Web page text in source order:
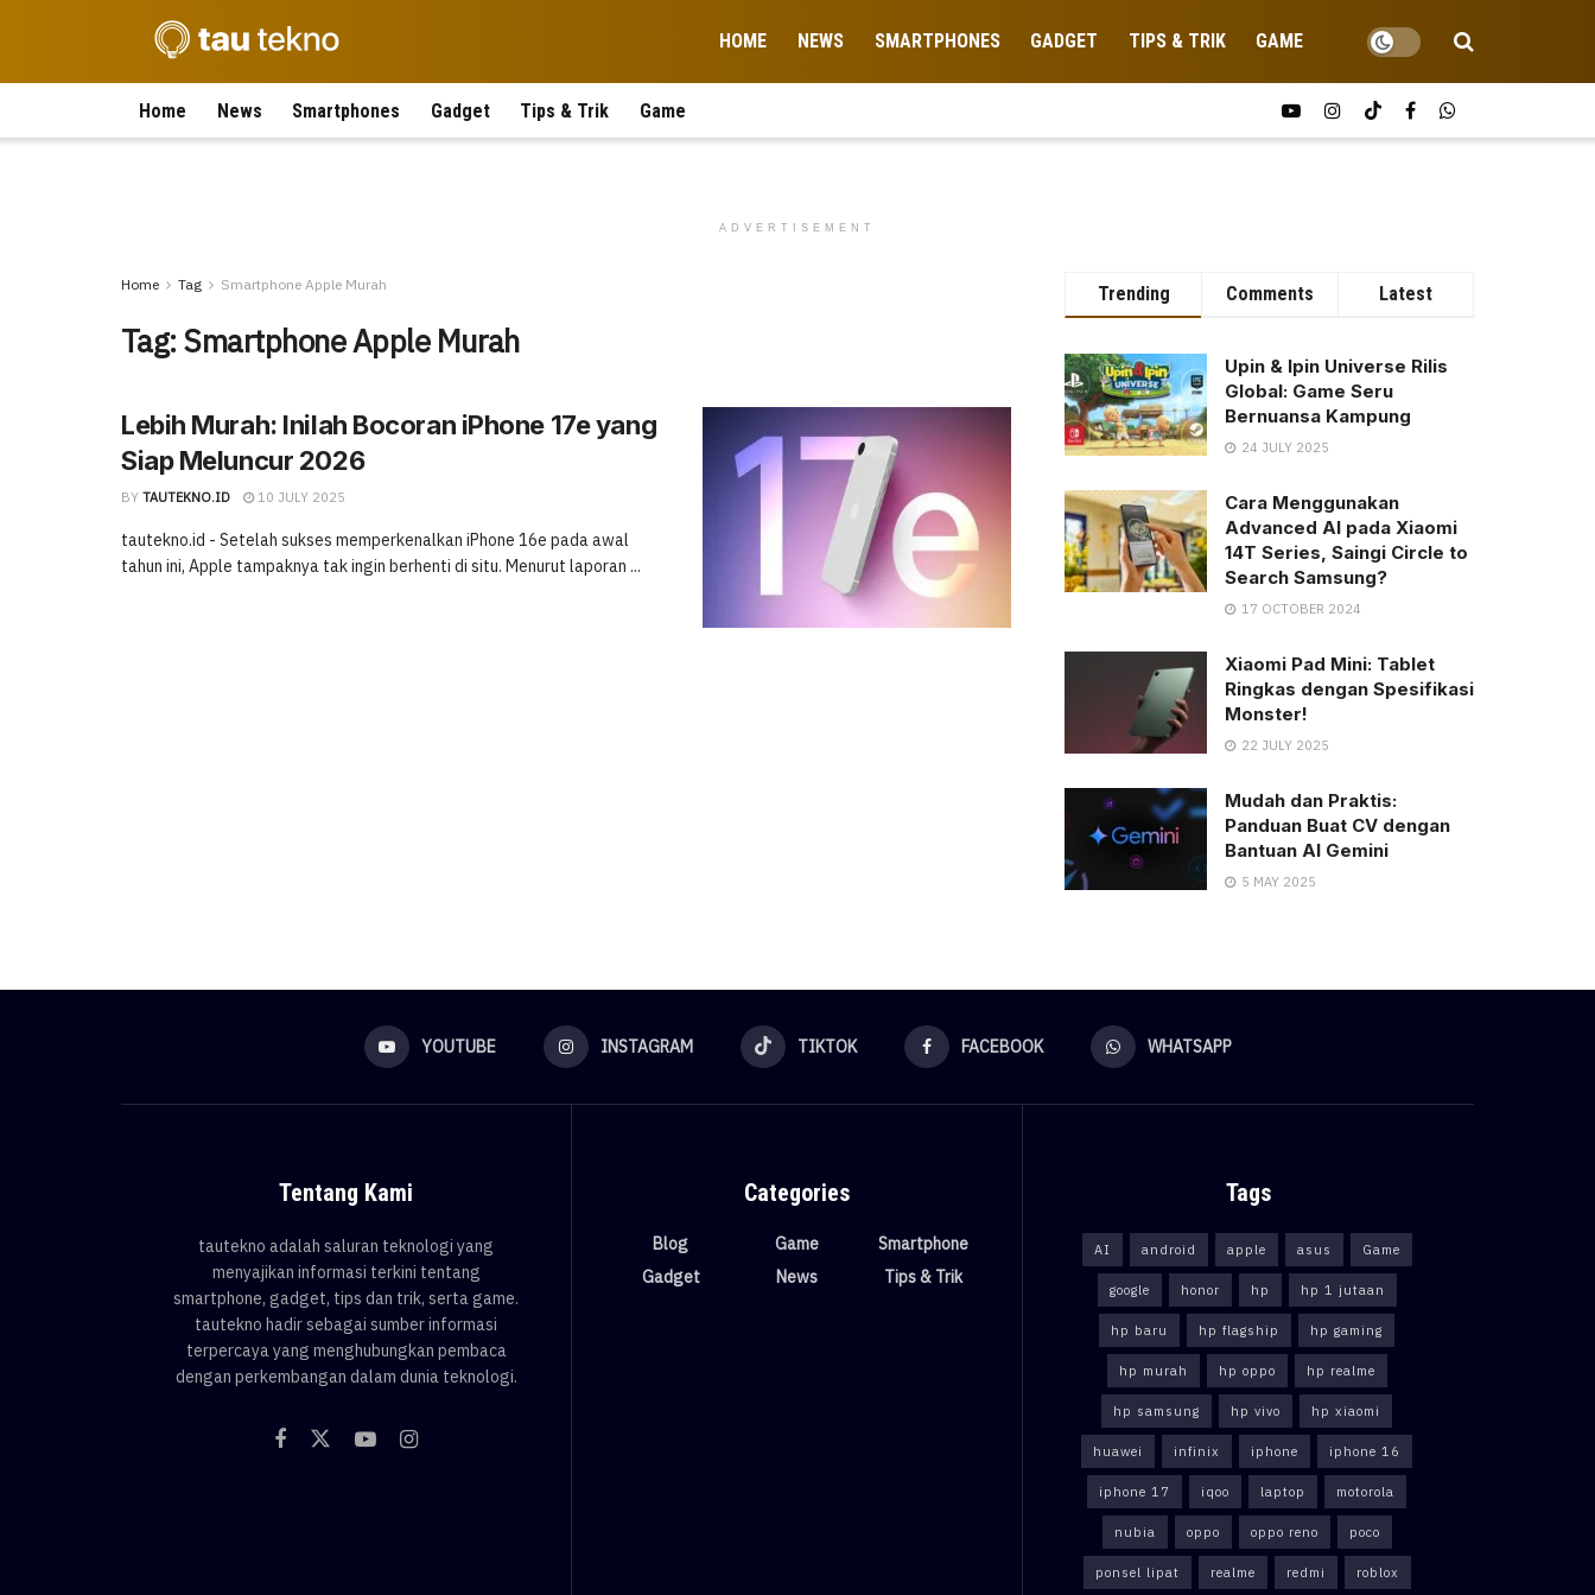
HOME NEWS SMARTPHONES GADGET TIPS & TRIK GAME
Home News Smartphones Gadget Tips & Trik Game
ADVERTISEMENT
Home Tag Smartphone Apple Murah
Tag: Smartphone Apple Murah
Lebih Murah: Inilah Bocoran iPhone 17e yang
Siap Meluncur 2026
BY TAUTEKNO.ID 10 JULY 2025
tautekno.id - Setelah sukses memperkenalkan iPhone 16e pada awal
tahun ini, Apple tampaknya tak ingin berhenti di situ. Menurut laporan ...
Trending Comments Latest
Upin & Ipin Universe Rilis
Global: Game Seru
Bernuansa Kampung
24 JULY 2025
Cara Menggunakan
Advanced AI pada Xiaomi
14T Series, Saingi Circle to
Search Samsung?
17 OCTOBER 2024
Xiaomi Pad Mini: Tablet
Ringkas dengan Spesifikasi
Monster!
22 JULY 2025
Mudah dan Praktis:
Panduan Buat CV dengan
Bantuan AI Gemini
5 MAY 2025
YOUTUBE INSTAGRAM TIKTOK FACEBOOK WHATSAPP
Tentang Kami
tautekno adalah saluran teknologi yang
menyajikan informasi terkini tentang
smartphone, gadget, tips dan trik, serta game.
tautekno hadir sebagai sumber informasi
terpercaya yang menghubungkan pembaca
dengan perkembangan dalam dunia teknologi.
Categories
Blog
Gadget
Game
News
Smartphone
Tips & Trik
Tags
AI android apple asus Game
google honor hp hp 1 jutaan
hp baru hp flagship hp gaming
hp murah hp oppo hp realme
hp samsung hp vivo hp xiaomi
huawei infinix iphone iphone 16
iphone 17 iqoo laptop motorola
nubia oppo oppo reno poco
ponsel lipat realme redmi roblox